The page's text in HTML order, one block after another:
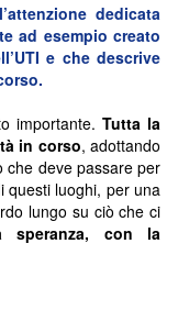
dedicata
ad esempio creato
e che descrive
importante. Tutta la
in corso, adottando
che deve passare per
questi luoghi, per una
lungo su ciò che ci
speranza, con la